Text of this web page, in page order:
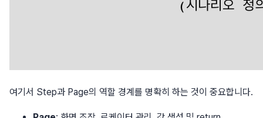
여기서 Step과 Page의 역할 경계를 명확히 하는 것이 중요합니다.